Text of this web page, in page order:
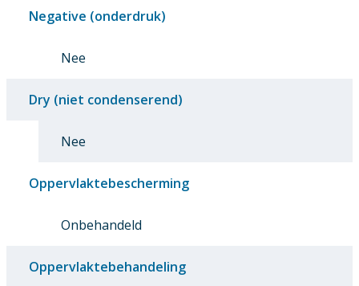
Negative (onderdruk)
Nee
Dry (niet condenserend)
Nee
Oppervlaktebescherming
Onbehandeld
Oppervlaktebehandeling